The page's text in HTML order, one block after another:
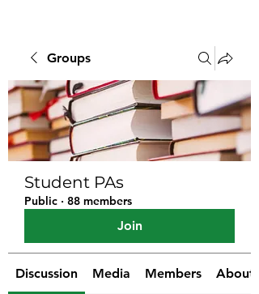
Groups
Student PAs
Public · 88 members
Join
Discussion Media Members About